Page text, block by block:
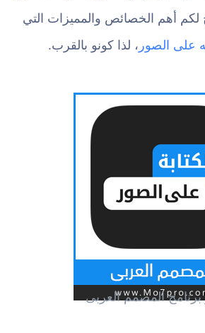
أهم الخصائص والمميزات التي
على الصور ، لذا كونو بالقرب.
المصمم العربى